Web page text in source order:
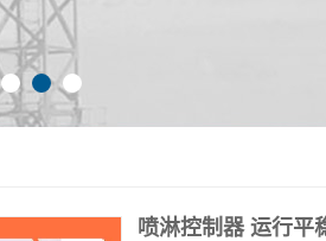
喷淋控制器 运行平